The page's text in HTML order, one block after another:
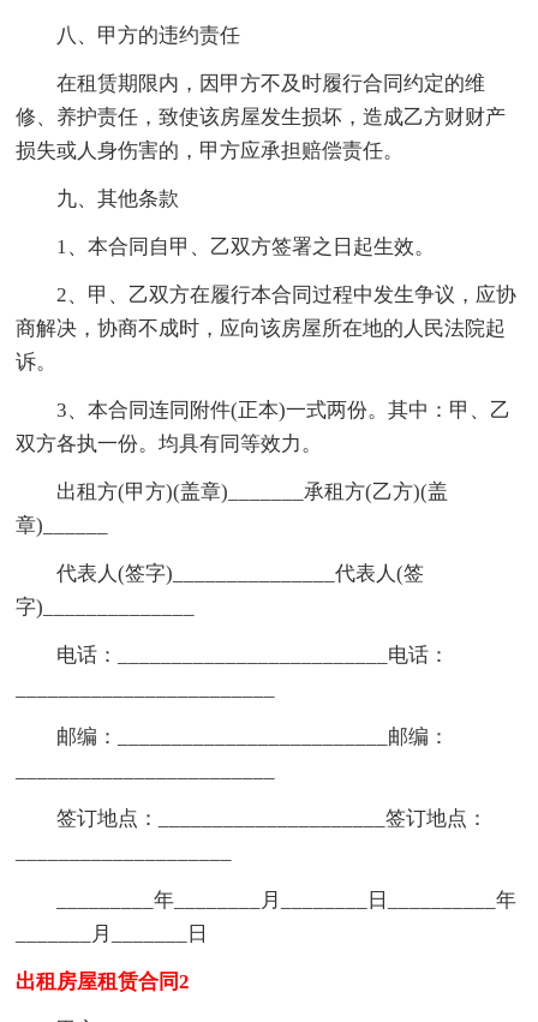
八、甲方的违约责任
在租赁期限内，因甲方不及时履行合同约定的维
修、养护责任，致使该房屋发生损坏，造成乙方财财产
损失或人身伤害的，甲方应承担赔偿责任。
九、其他条款
1、本合同自甲、乙双方签署之日起生效。
2、甲、乙双方在履行本合同过程中发生争议，应协
商解决，协商不成时，应向该房屋所在地的人民法院起
诉。
3、本合同连同附件(正本)一式两份。其中：甲、乙
双方各执一份。均具有同等效力。
出租方(甲方)(盖章)_______承租方(乙方)(盖
章)______
代表人(签字)_______________代表人(签
字)______________
电话：_________________________电话：
邮编：_________________________邮编：
签订地点：_____________________签订地点：
_________年________月________日__________年
_______月_______日
出租房屋租赁合同2